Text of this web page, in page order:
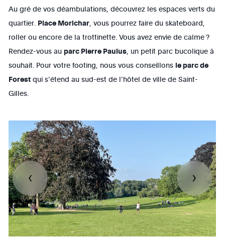
Au gré de vos déambulations, découvrez les espaces verts du
quartier. Place Morichar , vous pourrez faire du skateboard,
roller ou encore de la trottinette. Vous avez envie de calme ?
Rendez-vous auparc Pierre Paulus , un petit parc bucolique à
souhait. Pour votre footing, nous vous conseillons le parc de
Forest qui s’étend au sud-est de l’hôtel de ville de Saint-
Gilles.